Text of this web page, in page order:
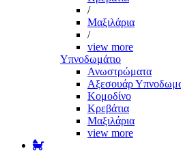
/
Μαξιλάρια
/
view more
Υπνοδωμάτιο
Ανωστρώματα
Αξεσουάρ
Κομοδίνο
Κρεβάτια
Μαξιλάρια
view more